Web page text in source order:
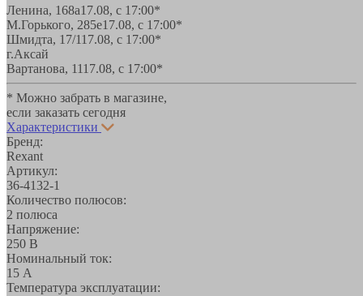
Ленина, 168а17.08, с 17:00*
М.Горького, 285е17.08, с 17:00*
Шмидта, 17/117.08, с 17:00*
г.Аксай
Вартанова, 1117.08, с 17:00*
* Можно забрать в магазине,
если заказать сегодня
Характеристики
Бренд:
Rexant
Артикул:
36-4132-1
Количество полюсов:
2 полюса
Напряжение:
250 В
Номинальный ток:
15 А
Температура эксплуатации: